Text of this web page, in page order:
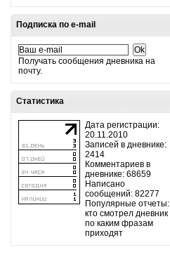
Подписка по e-mail
Получать сообщения дневника на
почту.
Статистика
Дата регистрации:
20.11.2010
Записей в дневнике:
2414
Комментариев в
дневнике: 68659
Написано
сообщений: 82277
Популярные отчеты:
кто смотрел дневник
по каким фразам
приходят